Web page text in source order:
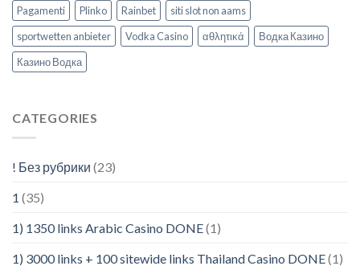
Pagamenti
Plinko Rainbet
siti slot non aams
sportwetten anbieter
Vodka Casino αθλητικά
Водка Казино
Казино Водка
CATEGORIES
! Без рубрики (23)
1 (35)
1) 1350 links Arabic Casino DONE(1)
1) 3000 links + 100 sitewide links Thailand Casino DONE(1)